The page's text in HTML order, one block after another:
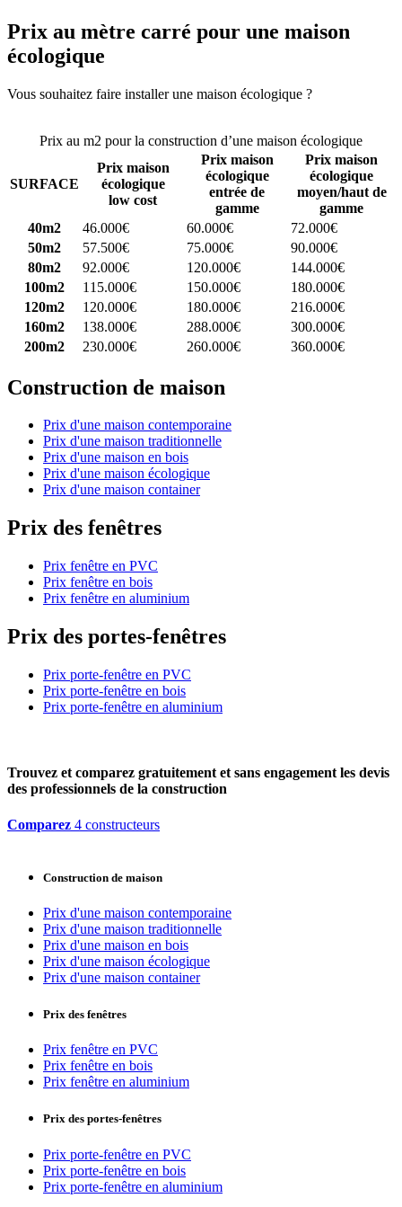
Prix au mètre carré pour une maison
écologique
Vous souhaitez faire installer une maison écologique ?
Prix au m2 pour la construction d’une maison écologique
SURFACE
Prix maison
écologique
low cost
Prix maison
écologique
entrée de
gamme
Prix maison
écologique
moyen/haut de
gamme
40m2
46.000€ 60.000€
72.000€
50m2
57.500€ 75.000€
90.000€
80m2
92.000€ 120.000€
144.000€
100m2
115.000€ 150.000€
180.000€
120m2
120.000€ 180.000€
216.000€
160m2
138.000€ 288.000€
300.000€
200m2
230.000€ 260.000€ 360.000€
Construction de maison
Prix d'une maison contemporaine
Prix d'une maison traditionnelle
Prix d'une maison en bois
Prix d'une maison écologique
Prix d'une maison container
Prix des fenêtres
Prix fenêtre en PVC
Prix fenêtre en bois
Prix fenêtre en aluminium
Prix des portes-fenêtres
Prix porte-fenêtre en PVC
Prix porte-fenêtre en bois
Prix porte-fenêtre en aluminium
Trouvez et comparez gratuitement et sans engagement les devis
des professionnels de la construction
Comparez 4 constructeurs
Construction de maison
Prix d'une maison contemporaine
Prix d'une maison traditionnelle
Prix d'une maison en bois
Prix d'une maison écologique
Prix d'une maison container
Prix des fenêtres
Prix fenêtre en PVC
Prix fenêtre en bois
Prix fenêtre en aluminium
Prix des portes-fenêtres
Prix porte-fenêtre en PVC
Prix porte-fenêtre en bois
Prix porte-fenêtre en aluminium